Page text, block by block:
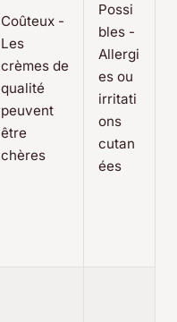
Coûteux -
Les
crèmes de
qualité
peuvent
être
chères
Possi
bles -
Allergi
es ou
irritati
ons
cutan
ées